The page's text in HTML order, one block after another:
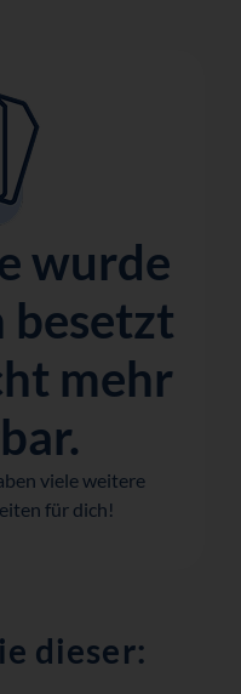
wurde
besetzt
mehr
viele weitere
für dich!
dieser: